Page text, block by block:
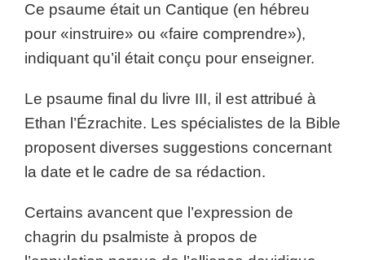
Ce psaume était un Cantique (en hébreu
pour «instruire» ou «faire comprendre»),
indiquant qu’il était conçu pour enseigner.
Le psaume final du livre III, il est attribué à
Ethan l’Ézrachite. Les spécialistes de la Bible
proposent diverses suggestions concernant
la date et le cadre de sa rédaction.
Certains avancent que l’expression de
chagrin du psalmiste à propos de